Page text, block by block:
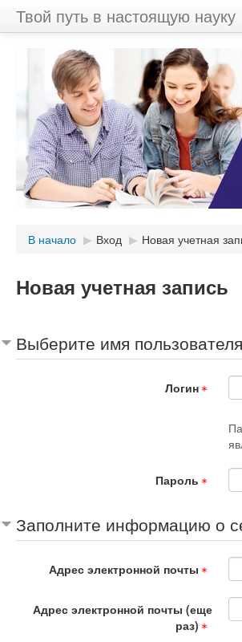
Твой путь в настоящую науку
В начало ▶︎ Вход ▶︎ Новая учетная
Новая учетная запись
Выберите имя
Логин
Пароль
Заполните информацию о
Адрес электронной почты
Адрес электронной почты (еще
раз)